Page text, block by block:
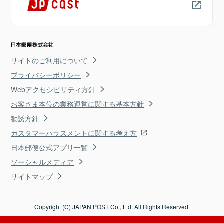
サイトのご利用について
プライバシーポリシー
Webアクセシビリティ方針
お客さま本位の業務運営に関する基本方針
勧誘方針
カスタマーハラスメントに関する考え方
日本郵便公式アプリ一覧
ソーシャルメディア
サイトマップ
Copyright (C) JAPAN POST Co., Ltd. All Rights Reserved.